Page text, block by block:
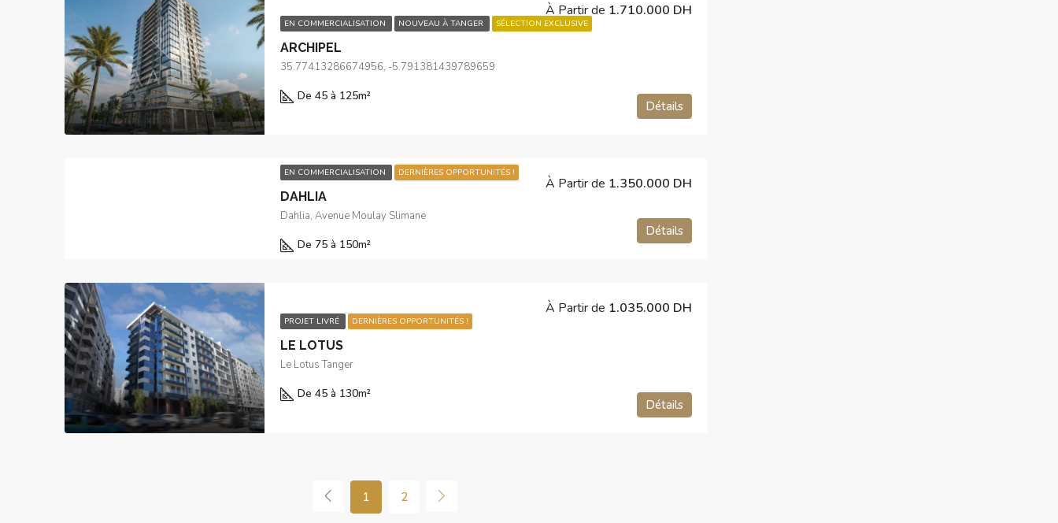
EN COMMERCIALISATION NOUVEAU À TANGER SÉLECTION EXCLUSIVE
ARCHIPEL
À Partir de 1.710.000 DH
35.77413286674956, -5.791381439789659
De 45 à 125m²
Détails
EN COMMERCIALISATION DERNIÈRES OPPORTUNITÉS !
DAHLIA
À Partir de 1.350.000 DH
Dahlia, Avenue Moulay Slimane
De 75 à 150m²
Détails
PROJET LIVRÉ DERNIÈRES OPPORTUNITÉS !
LE LOTUS
À Partir de 1.035.000 DH
Le Lotus Tanger
De 45 à 130m²
Détails
1 2